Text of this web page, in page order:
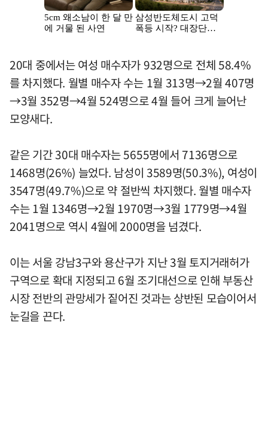
20대 중에서는 여성 매수자가 932명으로 전체 58.4%
를 차지했다. 월별 매수자 수는 1월 313명→2월 407명
→3월 352명→4월 524명으로 4월 들어 크게 늘어난
모양새다.
같은 기간 30대 매수자는 5655명에서 7136명으로
1468명(26%) 늘었다. 남성이 3589명(50.3%), 여성이
3547명(49.7%)으로 약 절반씩 차지했다. 월별 매수자
수는 1월 1346명→2월 1970명→3월 1779명→4월
2041명으로 역시 4월에 2000명을 넘겼다.
이는 서울 강남3구와 용산구가 지난 3월 토지거래허가
구역으로 확대 지정되고 6월 조기대선으로 인해 부동산
시장 전반의 관망세가 짙어진 것과는 상반된 모습이어서
눈길을 끈다.